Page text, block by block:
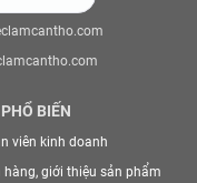
BIẾN
viên kinh doanh
hàng, giới thiệu sản phẩm